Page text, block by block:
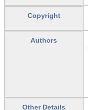
Copyright
Authors
Other Details